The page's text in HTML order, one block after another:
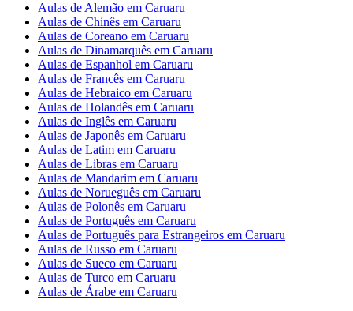
Aulas de Alemão em Caruaru
Aulas de Chinês em Caruaru
Aulas de Coreano em Caruaru
Aulas de Dinamarquês em Caruaru
Aulas de Espanhol em Caruaru
Aulas de Francês em Caruaru
Aulas de Hebraico em Caruaru
Aulas de Holandês em Caruaru
Aulas de Inglês em Caruaru
Aulas de Japonês em Caruaru
Aulas de Latim em Caruaru
Aulas de Libras em Caruaru
Aulas de Mandarim em Caruaru
Aulas de Norueguês em Caruaru
Aulas de Polonês em Caruaru
Aulas de Português em Caruaru
Aulas de Português para Estrangeiros em Caruaru
Aulas de Russo em Caruaru
Aulas de Sueco em Caruaru
Aulas de Turco em Caruaru
Aulas de Árabe em Caruaru